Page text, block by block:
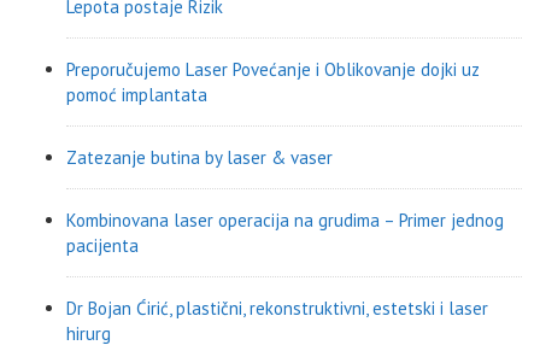
Lepota postaje Rizik
Preporučujemo Laser Povećanje i Oblikovanje dojki uz
pomoć implantata
Zatezanje butina by laser & vaser
Kombinovana laser operacija na grudima – Primer jednog
pacijenta
Dr Bojan Ćirić, plastični, rekonstruktivni, estetski i laser
hirurg